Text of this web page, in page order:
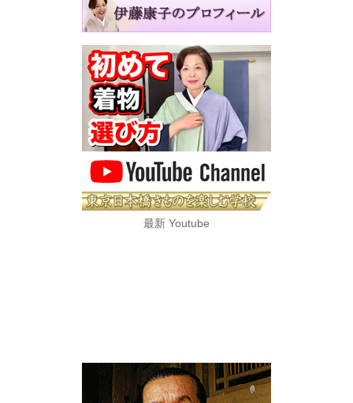
最新 Youtube